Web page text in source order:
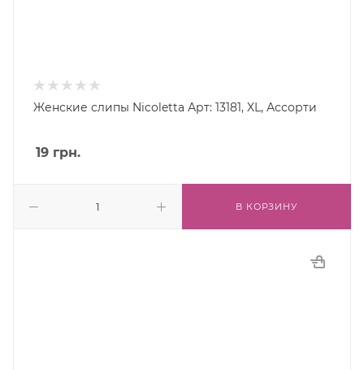
Женские слипы Nicoletta Арт: 13181, XL, Ассорти
19 грн.
В КОРЗИНУ